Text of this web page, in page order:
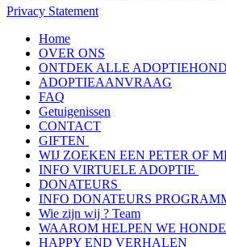
Privacy Statement
Home
OVER ONS
ONTDEK ALLE
ADOPTIEAANVRAAG
FAQ
Getuigenissen
CONTACT
GIFTEN
WIJ ZOEKEN EEN PETER OF
INFO VIRTUELE ADOPTIE
DONATEURS
INFO DONATEURS
Wie zijn wij ? Team
WAAROM HELPEN WE
HAPPY END VERHALEN